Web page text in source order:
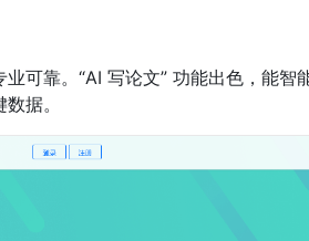
可靠。“AI 写论文” 功能出色，能智
据。